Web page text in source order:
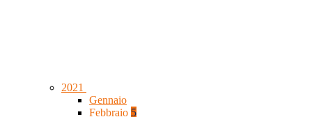
2021
Gennaio
Febbraio 5